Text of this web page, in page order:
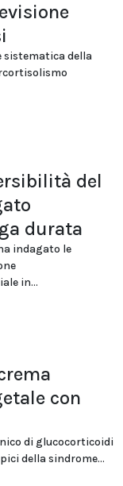
sistematica della
del
durata
indagato le
in...
con
di glucocorticoidi
della sindrome...